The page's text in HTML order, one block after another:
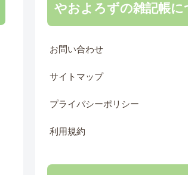
やおよろずの雑記帳に
お問い合わせ
サイトマップ
プライバシーポリシー
利用規約